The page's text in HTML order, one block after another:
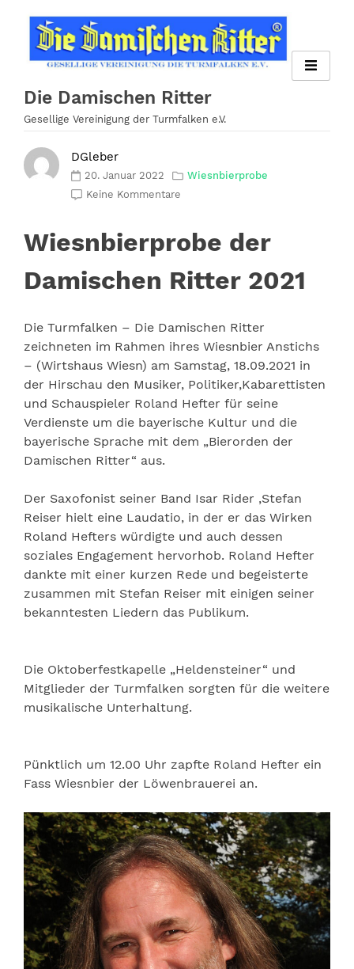
Inhalt
springen
Die Damischen Ritter
Gesellige Vereinigung der Turmfalken e.V.
DGleber
20. Januar 2022
Wiesnbierprobe
Keine Kommentare
Wiesnbierprobe der
Damischen Ritter 2021
Die Turmfalken – Die Damischen Ritter
zeichneten im Rahmen ihres Wiesnbier Anstichs
– (Wirtshaus Wiesn) am Samstag, 18.09.2021 in
der Hirschau den Musiker, Politiker,Kabarettisten
und Schauspieler Roland Hefter für seine
Verdienste um die bayerische Kultur und die
bayerische Sprache mit dem „Bierorden der
Damischen Ritter“ aus.
Der Saxofonist seiner Band Isar Rider ,Stefan
Reiser hielt eine Laudatio, in der er das Wirken
Roland Hefters würdigte und auch dessen
soziales Engagement hervorhob. Roland Hefter
dankte mit einer kurzen Rede und begeisterte
zusammen mit Stefan Reiser mit einigen seiner
bekanntesten Liedern das Publikum.
Die Oktoberfestkapelle „Heldensteiner“ und
Mitglieder der Turmfalken sorgten für die weitere
musikalische Unterhaltung.
Pünktlich um 12.00 Uhr zapfte Roland Hefter ein
Fass Wiesnbier der Löwenbrauerei an.